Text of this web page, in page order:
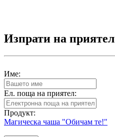
Изпрати на приятел
Име:
Ел. поща на приятел:
Продукт:
Магическа чаша "Обичам те!"